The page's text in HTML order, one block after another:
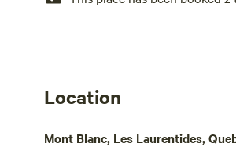
Location
Mont Blanc, Les Laurentides,